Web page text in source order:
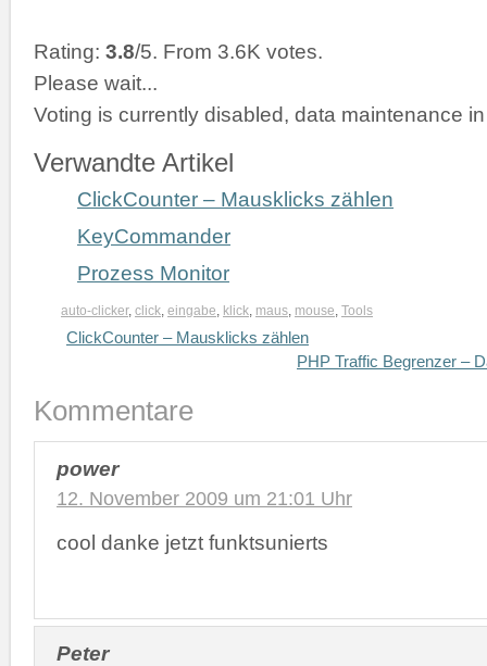
Rating: 3.8/5. From 3.6K votes.
Please wait...
Voting is currently disabled, data maintenance
Verwandte Artikel
ClickCounter – Mausklicks zählen
KeyCommander
Prozess Monitor
auto-clicker, click, eingabe, klick, maus, mouse, Tools
ClickCounter – Mausklicks zählen
PHP Traffic Begrenzer –
Kommentare
power
12. November 2009 um 21:01 Uhr
cool danke jetzt funktsunierts
Peter